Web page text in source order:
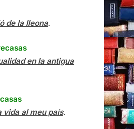
de la lleona.
en la antigua
vida al meu país.